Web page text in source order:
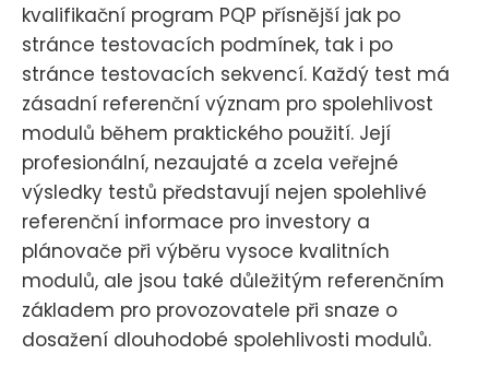
kvalifikační program PQP přísnější jak po
stránce testovacích podmínek, tak i po
stránce testovacích sekvencí. Každý test má
zásadní referenční význam pro spolehlivost
modulů během praktického použití. Její
profesionální, nezaujaté a zcela veřejné
výsledky testů představují nejen spolehlivé
referenční informace pro investory a
plánovače při výběru vysoce kvalitních
modulů, ale jsou také důležitým referenčním
základem pro provozovatele při snaze o
dosažení dlouhodobé spolehlivosti modulů.